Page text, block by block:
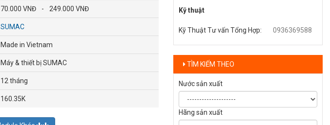
70.000 VNĐ - 249.000 VNĐ
SUMAC
Made in Vietnam
Máy & thiết bị SUMAC
12 tháng
160.35K
Kỹ thuật
Kỹ Thuật Tư vấn Tổng Hợp: 0936369588
TÌM KIẾM THEO
Nước sản xuất
Hãng sản xuất